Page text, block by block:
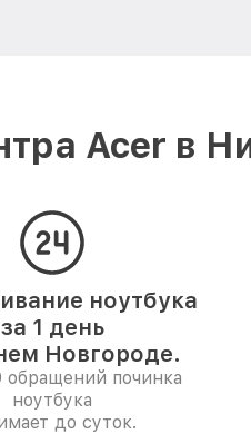
Acer в
ноутбука
за 1 день
Новгороде.
обращений починка
ноутбука
до суток.